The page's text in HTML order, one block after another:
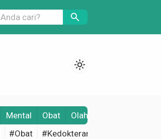
search
light_mode
Mental Obat Olahraga
#Obat #Kedokteran